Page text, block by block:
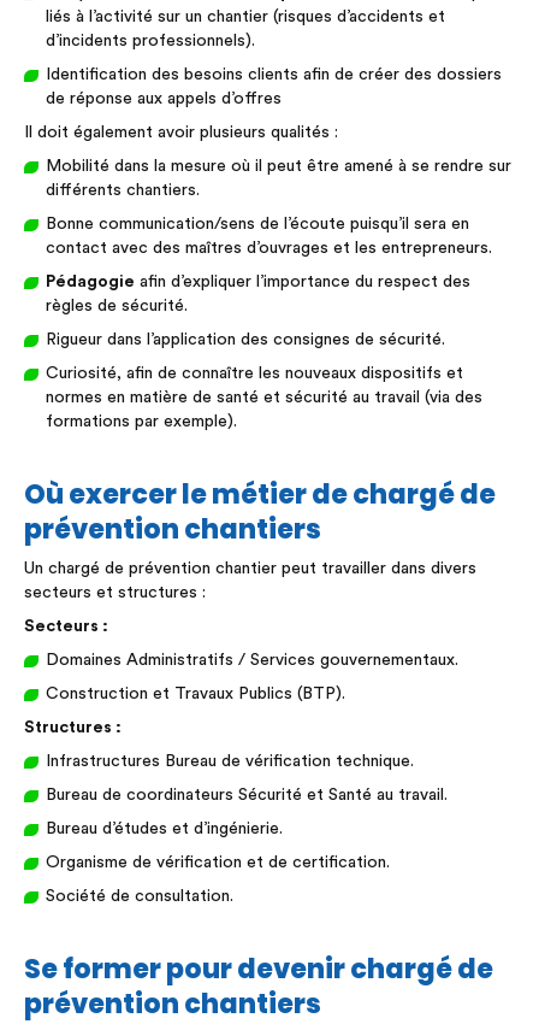
liés à l’activité sur un chantier (risques d’accidents et
d’incidents professionnels).
Identification des besoins clients afin de créer des dossiers
de réponse aux appels d’offres
Il doit également avoir plusieurs qualités :
Mobilité dans la mesure où il peut être amené à se rendre sur
différents chantiers.
Bonne communication/sens de l’écoute puisqu’il sera en
contact avec des maîtres d’ouvrages et les entrepreneurs.
Pédagogie afin d’expliquer l’importance du respect des
règles de sécurité.
Rigueur dans l’application des consignes de sécurité.
Curiosité, afin de connaître les nouveaux dispositifs et
normes en matière de santé et sécurité au travail (via des
formations par exemple).
Où exercer le métier de chargé de
prévention chantiers
Un chargé de prévention chantier peut travailler dans divers
secteurs et structures :
Secteurs :
Domaines Administratifs / Services gouvernementaux.
Construction et Travaux Publics (BTP).
Structures :
Infrastructures Bureau de vérification technique.
Bureau de coordinateurs Sécurité et Santé au travail.
Bureau d’études et d’ingénierie.
Organisme de vérification et de certification.
Société de consultation.
Se former pour devenir chargé de
prévention chantiers